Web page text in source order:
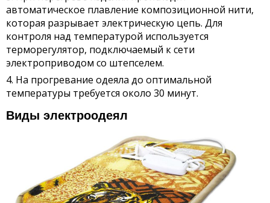
автоматическое плавление композиционной нити,
которая разрывает электрическую цепь. Для
контроля над температурой используется
терморегулятор, подключаемый к сети
электроприводом со штепселем.
На прогревание одеяла до оптимальной
температуры требуется около 30 минут.
Виды электроодеял